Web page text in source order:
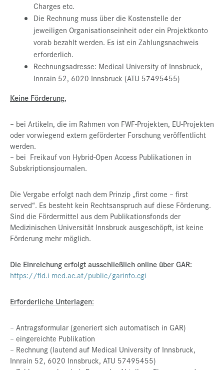
Charges etc.
Die Rechnung muss über die Kostenstelle der
jeweiligen Organisationseinheit oder ein Projektkonto
vorab bezahlt werden. Es ist ein Zahlungsnachweis
erforderlich.
Rechnungsadresse: Medical University of Innsbruck,
Innrain 52, 6020 Innsbruck (ATU 57495455)
Keine Förderung,
– bei Artikeln, die im Rahmen von FWF-Projekten, EU-Projekten
oder vorwiegend extern geförderter Forschung veröffentlicht
werden.
– bei Freikauf von Hybrid-Open Access Publikationen in
Subskriptionsjournalen.
Die Vergabe erfolgt nach dem Prinzip „first come – first
served“. Es besteht kein Rechtsanspruch auf diese Förderung.
Sind die Fördermittel aus dem Publikationsfonds der
Medizinischen Universität Innsbruck ausgeschöpft, ist keine
Förderung mehr möglich.
Die Einreichung erfolgt ausschließlich online über GAR:
https://fld.i-med.ac.at/public/garinfo.cgi
Erforderliche Unterlagen:
– Antragsformular (generiert sich automatisch in GAR)
– eingereichte Publikation
– Rechnung (lautend auf Medical University of Innsbruck,
Innrain 52, 6020 Innsbruck, ATU 57495455)